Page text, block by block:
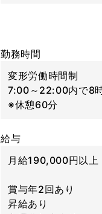
勤務時間
変形労働時間制
7:00～22:00内で8
※休憩60分
給与
月給190,000円以上
賞与年2回あり
昇給あり